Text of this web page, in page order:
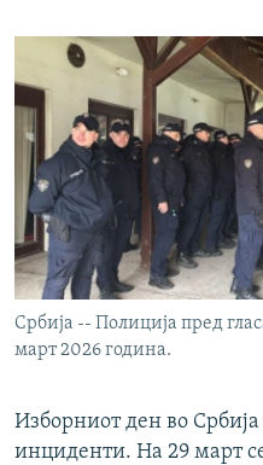
Србија -- Полиција пред
март 2026 година.
Изборниот ден во
инциденти. На 29 март